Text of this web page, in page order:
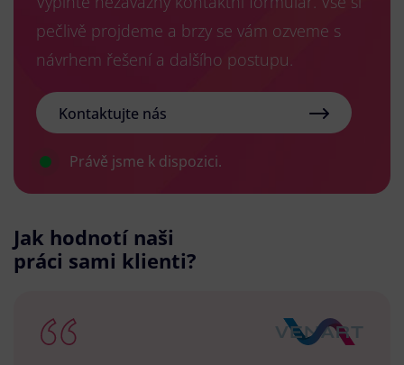
pečlivě projdeme a brzy se vám ozveme s
návrhem řešení a dalšího postupu.
Kontaktujte nás
Právě jsme k dispozici.
Jak hodnotí naši
práci sami klienti?